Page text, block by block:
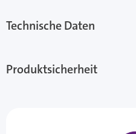
Technische Daten
Produktsicherheit